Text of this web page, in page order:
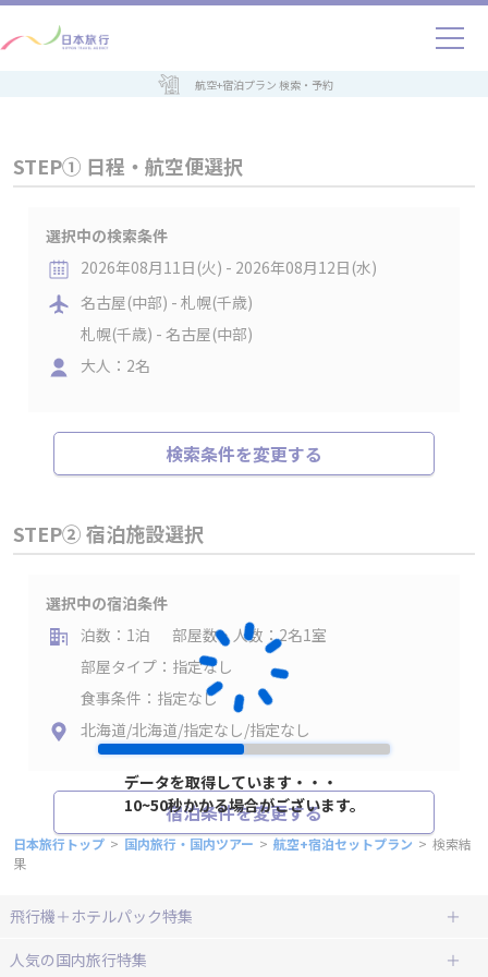
航空+宿泊プラン 検索・予約
データを取得しています・・・
10~50秒かかる場合がございます。
STEP① 日程・航空便選択
選択中の検索条件
2026年08月11日(火) - 2026年08月12日(水)
名古屋(中部) - 札幌(千歳)
札幌(千歳) - 名古屋(中部)
大人：2名
検索条件を変更する
STEP② 宿泊施設選択
選択中の宿泊条件
泊数：1泊
部屋数・人数：2名1室
部屋タイプ：指定なし
食事条件：指定なし
北海道/北海道/指定なし/指定なし
宿泊条件を変更する
日本旅行トップ > 国内旅行・国内ツアー > 航空+宿泊セットプラン > 検索結
果
飛行機＋ホテルパック特集
赤い風船ダイナミックパッケージ
ＪＡＬで行く飛行機+ホテルパック
人気の国内旅行特集